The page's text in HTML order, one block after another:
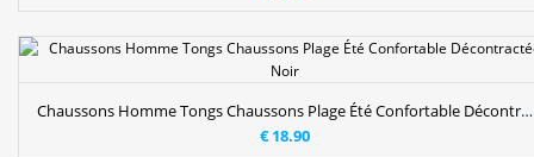
Chaussons Homme Tongs Chaussons Plage Été Confortable Décontractée Noir
€ 18.90